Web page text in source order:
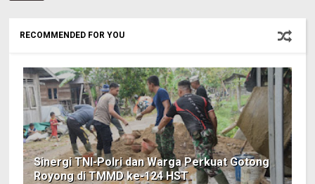
RECOMMENDED FOR YOU
Sinergi TNI-Polri dan Warga Perkuat Gotong
Royong di TMMD ke-124 HST